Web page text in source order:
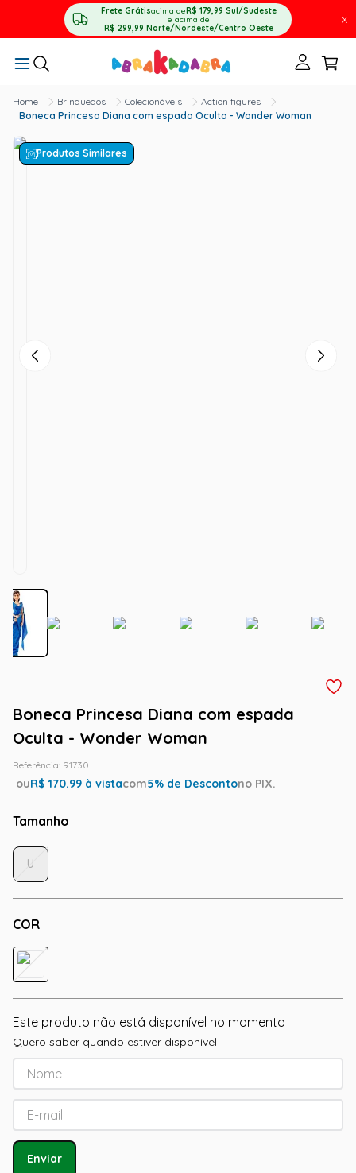
Frete Grátisacima deR$ 179,99 Sul/Sudeste
e acima de
R$ 299,99 Norte/Nordeste/Centro Oeste
X
Brinquedos Colecionáveis
Action figures
Boneca Princesa Diana com espada Oculta - Wonder Woman
Produtos Similares
Boneca Princesa Diana com espada
Oculta - Wonder Woman
Referência: 91730
ouR$ 170.99 à vistacom5% de Descontono PIX.
Tamanho
COR
U
Este produto não está disponível no momento
Quero saber quando estiver disponível
Enviar